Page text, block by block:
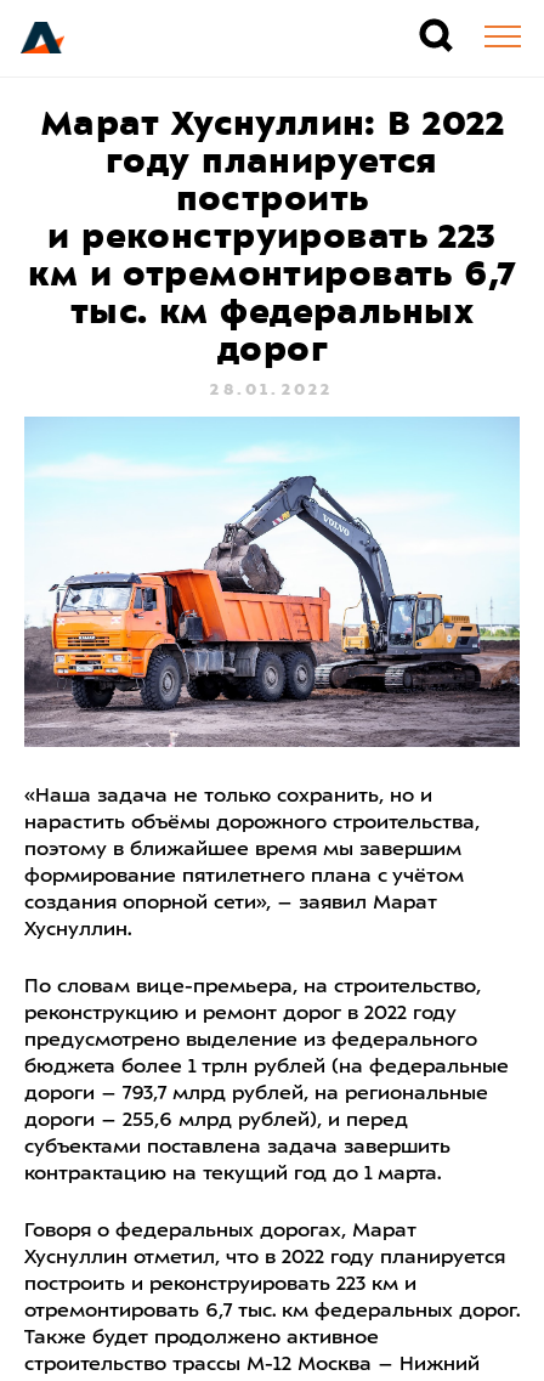
Марат Хуснуллин: В 2022
году планируется
построить
и реконструировать 223
км и отремонтировать 6,7
тыс. км федеральных
дорог
28.01.2022
«Наша задача не только сохранить, но и
нарастить объёмы дорожного строительства,
поэтому в ближайшее время мы завершим
формирование пятилетнего плана с учётом
создания опорной сети», – заявил Марат
Хуснуллин.
По словам вице-премьера, на строительство,
реконструкцию и ремонт дорог в 2022 году
предусмотрено выделение из федерального
бюджета более 1 трлн рублей (на федеральные
дороги – 793,7 млрд рублей, на региональные
дороги – 255,6 млрд рублей), и перед
субъектами поставлена задача завершить
контрактацию на текущий год до 1 марта.
Говоря о федеральных дорогах, Марат
Хуснуллин отметил, что в 2022 году планируется
построить и реконструировать 223 км и
отремонтировать 6,7 тыс. км федеральных дорог.
Также будет продолжено активное
строительство трассы М-12 Москва – Нижний